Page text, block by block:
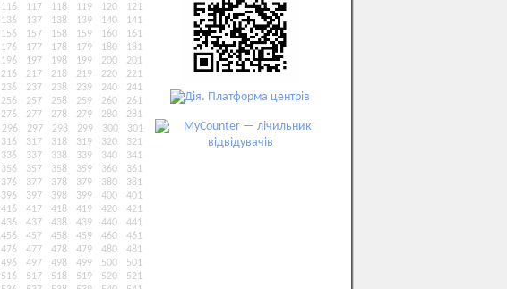
116 117 118 119 120
121
136 137 138 139 140
141
156 157 158 159 160
161
176 177 178 179 180
181
196 197 198 199 200
201
216 217 218 219 220
221
236 237 238 239 240
241
256 257 258 259 260
261
276 277 278 279 280
281
296 297 298 299 300
301
316 317 318 319 320
321
336 337 338 339 340
341
356 357 358 359 360
361
376 377 378 379 380
381
396 397 398 399 400
401
416 417 418 419 420
421
436 437 438 439 440
441
456 457 458 459 460
461
476 477 478 479 480
481
496 497 498 499 500
501
516 517 518 519 520
521